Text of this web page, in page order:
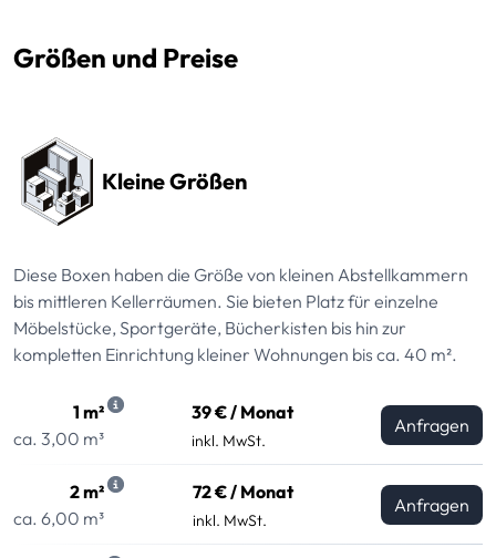
Größen und Preise
Kleine Größen
Diese Boxen haben die Größe von kleinen Abstellkammern
bis mittleren Kellerräumen. Sie bieten Platz für einzelne
Möbelstücke, Sportgeräte, Bücherkisten bis hin zur
kompletten Einrichtung kleiner Wohnungen bis ca. 40 m².
1 m²
ca. 3,00 m³
39 € / Monat
inkl. MwSt.
Anfragen
2 m²
ca. 6,00 m³
72 € / Monat
inkl. MwSt.
Anfragen